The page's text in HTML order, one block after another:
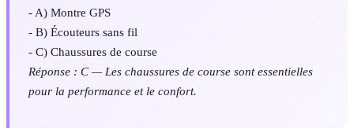
- A) Montre GPS
- B) Écouteurs sans fil
- C) Chaussures de course
Réponse : C — Les chaussures de course sont essentielles
pour la performance et le confort.